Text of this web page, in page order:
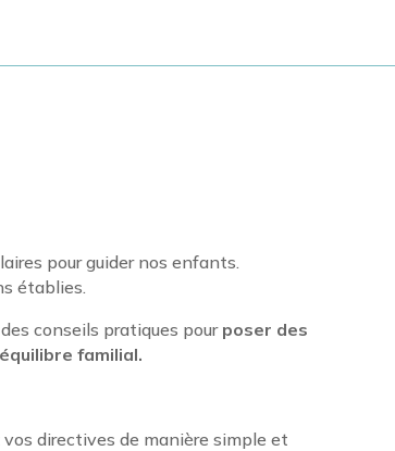
pour guider nos enfants.
établies.
conseils pratiques pour poser des
familial.
directives de manière simple et